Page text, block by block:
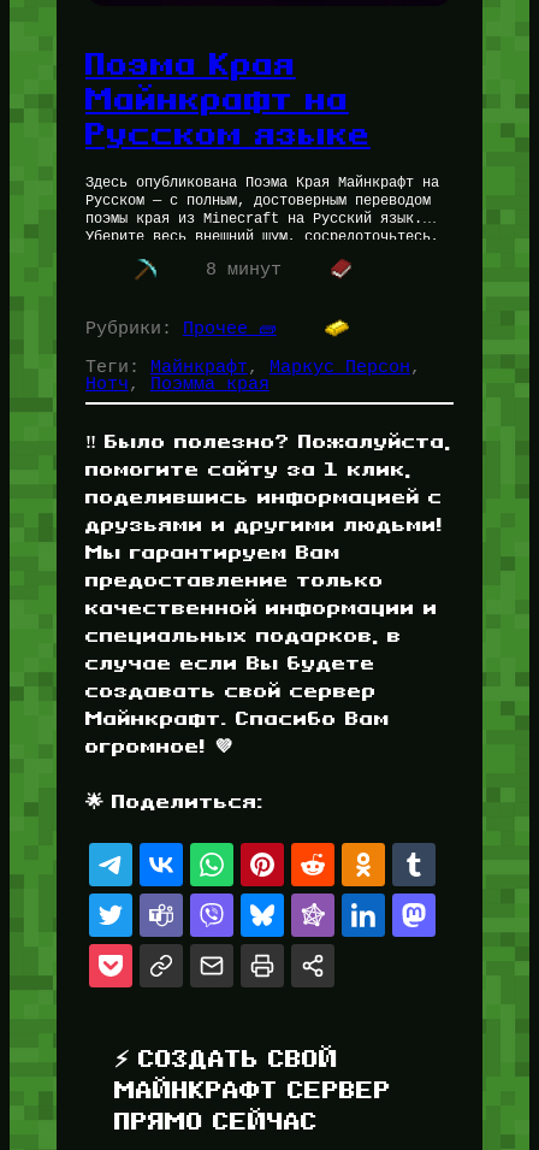
Поэма Края
Майнкрафт на
Русском языке
Здесь опубликована Поэма Края Майнкрафт на
Русском — с полным, достоверным переводом
поэмы края из Minecraft на Русский язык.
Уберите весь внешний шум, сосредоточьтесь,
прочувствуйте — это нужно читать
внимательно…
8 минут
Рубрики: Прочее 🧱
Теги:
Майнкрафт, Маркус Персон
Нотч, Поэмма края
‼️ Было полезно? Пожалуйста,
помогите сайту за 1 клик,
поделившись информацией с
друзьями и другими людьми!
Мы гарантируем Вам
предоставление только
качественной информации и
специальных подарков, в
случае если Вы будете
создавать свой сервер
Майнкрафт. Спасибо Вам
огромное! 💜
🌟 Поделиться:
⚡ СОЗДАТЬ СВОЙ
МАЙНКРАФТ СЕРВЕР
ПРЯМО СЕЙЧАС